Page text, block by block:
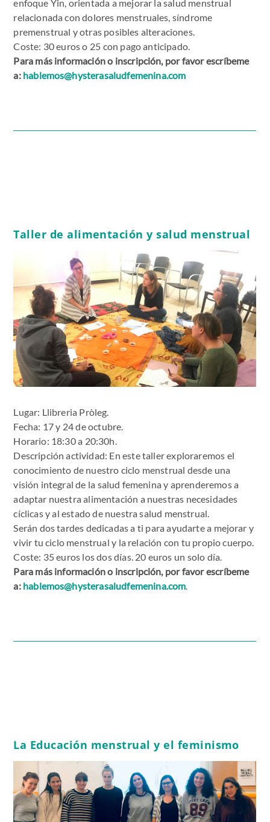
enfoque Yin, orientada a mejorar la salud menstrual
relacionada con dolores menstruales, síndrome
premenstrual y otras posibles alteraciones.
Coste: 30 euros o 25 con pago anticipado.
Para más información o inscripción, por favor escríbeme
a: hablemos@hysterasaludfemenina.com
Taller de alimentación y salud menstrual
Lugar: Llibreria Pròleg.
Fecha: 17 y 24 de octubre.
Horario: 18:30 a 20:30h.
Descripción actividad: En este taller exploraremos el
conocimiento de nuestro ciclo menstrual desde una
visión integral de la salud femenina y aprenderemos a
adaptar nuestra alimentación a nuestras necesidades
cíclicas y al estado de nuestra salud menstrual.
Serán dos tardes dedicadas a ti para ayudarte a mejorar y
vivir tu ciclo menstrual y la relación con tu propio cuerpo.
Coste: 35 euros los dos días. 20 euros un solo día.
Para más información o inscripción, por favor escríbeme
a: hablemos@hysterasaludfemenina.com.
La Educación menstrual y el feminismo